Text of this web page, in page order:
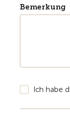
Bemerkung
Ich habe